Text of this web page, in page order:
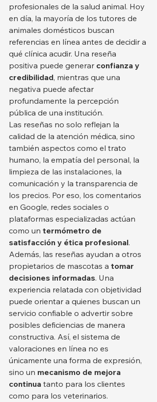
profesionales de la salud animal. Hoy
en día, la mayoría de los tutores de
animales domésticos buscan
referencias en línea antes de decidir a
qué clínica acudir. Una reseña
positiva puede generar confianza y
credibilidad, mientras que una
negativa puede afectar
profundamente la percepción
pública de una institución.
Las reseñas no solo reflejan la
calidad de la atención médica, sino
también aspectos como el trato
humano, la empatía del personal, la
limpieza de las instalaciones, la
comunicación y la transparencia de
los precios. Por eso, los comentarios
en Google, redes sociales o
plataformas especializadas actúan
como un termómetro de
satisfacción y ética profesional.
Además, las reseñas ayudan a otros
propietarios de mascotas a tomar
decisiones informadas. Una
experiencia relatada con objetividad
puede orientar a quienes buscan un
servicio confiable o advertir sobre
posibles deficiencias de manera
constructiva. Así, el sistema de
valoraciones en línea no es
únicamente una forma de expresión,
sino un mecanismo de mejora
continua tanto para los clientes
como para los veterinarios.